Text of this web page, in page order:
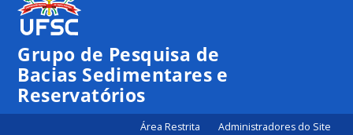
Grupo de Pesquisa de
Bacias Sedimentares e
Reservatórios
Área Restrita Administradores do Site